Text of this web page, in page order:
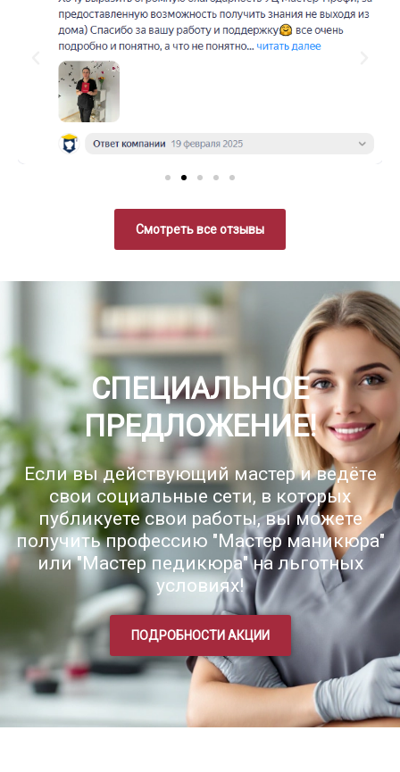
Смотреть все отзывы
СПЕЦИАЛЬНОЕ
ПРЕДЛОЖЕНИЕ!
Если вы действующий мастер и ведёте
свои социальные сети, в которых
публикуете свои работы, вы можете
получить профессию "Мастер маникюра"
или "Мастер педикюра" на льготных
условиях!
ПОДРОБНОСТИ АКЦИИ